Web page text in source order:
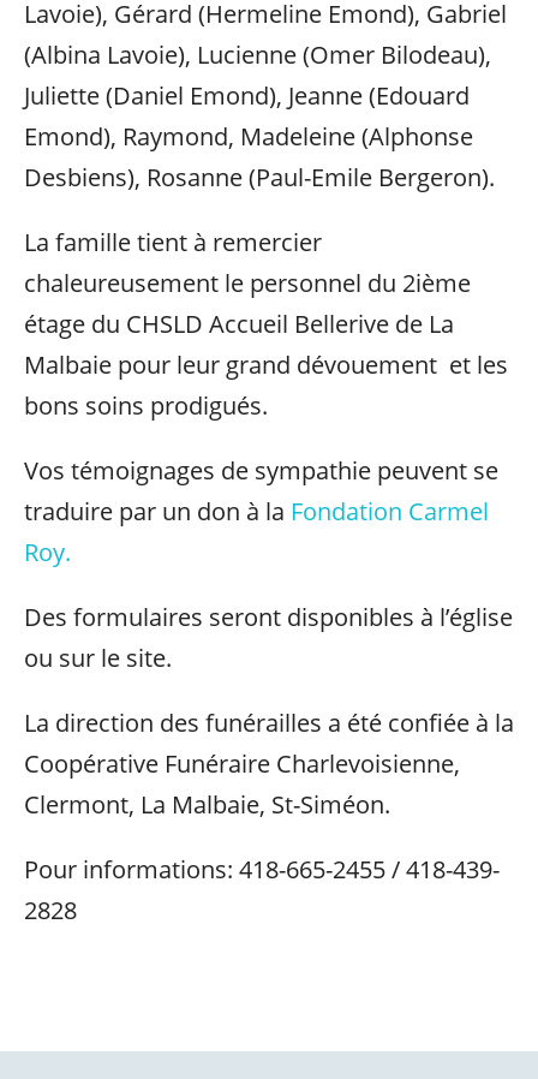
Lavoie), Gérard (Hermeline Emond), Gabriel
(Albina Lavoie), Lucienne (Omer Bilodeau),
Juliette (Daniel Emond), Jeanne (Edouard
Emond), Raymond, Madeleine (Alphonse
Desbiens), Rosanne (Paul-Emile Bergeron).
La famille tient à remercier
chaleureusement le personnel du 2ième
étage du CHSLD Accueil Bellerive de La
Malbaie pour leur grand dévouement et les
bons soins prodigués.
Vos témoignages de sympathie peuvent se
traduire par un don à la Fondation Carmel
Roy.
Des formulaires seront disponibles à l’église
ou sur le site.
La direction des funérailles a été confiée à la
Coopérative Funéraire Charlevoisienne,
Clermont, La Malbaie, St-Siméon.
Pour informations: 418-665-2455 / 418-439-
2828